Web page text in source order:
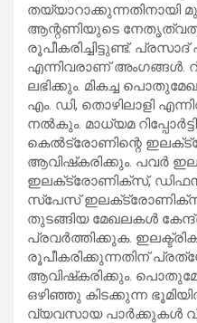
തയ്യാറാക്കുന്നതിനായി
ആന്റണിയുടെ
രൂപീകരിച്ചിട്ടുണ്ട്.
എന്നിവരാണ് അംഗങ്ങൾ.
ലഭിക്കും. മികച്ച
എം. ഡി, തൊഴിലാളി
നൽകും. മാധ്യമ
കെൽട്രോണിന്റെ
ആവിഷ്‌കരിക്കും. പവർ
ഇലക്‌ട്രോണിക്‌സ്,
സ്‌പേസ് ഇലക്‌ട്രോണിക്‌സ്,
തുടങ്ങിയ മേഖലകൾ
പ്രവർത്തിക്കുക.
രൂപീകരിക്കുന്നതിന്
ആവിഷ്‌കരിക്കും.
ഒഴിഞ്ഞു കിടക്കുന്ന
വ്യവസായ പാർക്കുകൾ